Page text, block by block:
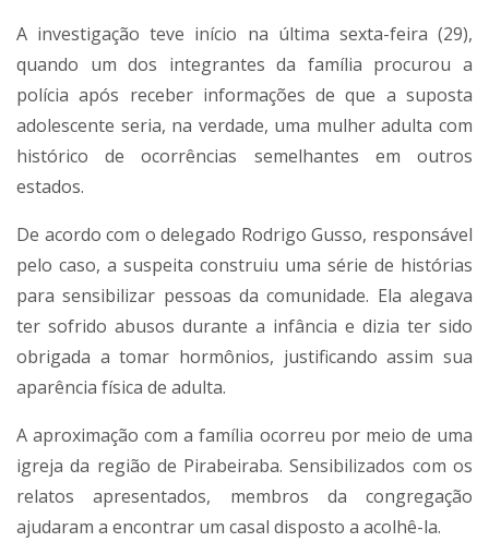
A investigação teve início na última sexta-feira (29),
quando um dos integrantes da família procurou a
polícia após receber informações de que a suposta
adolescente seria, na verdade, uma mulher adulta com
histórico de ocorrências semelhantes em outros
estados.
De acordo com o delegado Rodrigo Gusso, responsável
pelo caso, a suspeita construiu uma série de histórias
para sensibilizar pessoas da comunidade. Ela alegava
ter sofrido abusos durante a infância e dizia ter sido
obrigada a tomar hormônios, justificando assim sua
aparência física de adulta.
A aproximação com a família ocorreu por meio de uma
igreja da região de Pirabeiraba. Sensibilizados com os
relatos apresentados, membros da congregação
ajudaram a encontrar um casal disposto a acolhê-la.